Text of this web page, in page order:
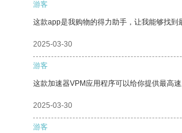
游客
这款app是我购物的得力助手，让我能够找到
2025-03-30
游客
这款加速器VPM应用程序可以给你提供最高
2025-03-30
游客